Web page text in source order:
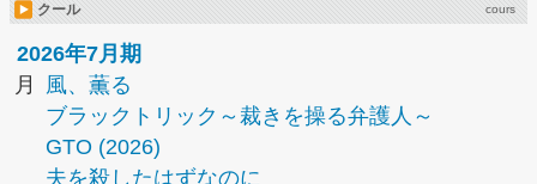
クール cours
2026年7月期
月
風、薫る
ブラックトリック～裁きを操る弁護人～
GTO (2026)
夫を殺したはずなのに